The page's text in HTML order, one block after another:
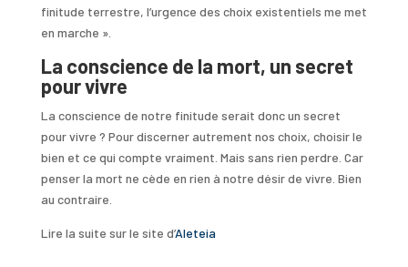
finitude terrestre, l’urgence des choix existentiels me met
en marche ».
La conscience de la mort, un secret
pour vivre
La conscience de notre finitude serait donc un secret
pour vivre ? Pour discerner autrement nos choix, choisir le
bien et ce qui compte vraiment. Mais sans rien perdre. Car
penser la mort ne cède en rien à notre désir de vivre. Bien
au contraire.
Lire la suite sur le site d’Aleteia